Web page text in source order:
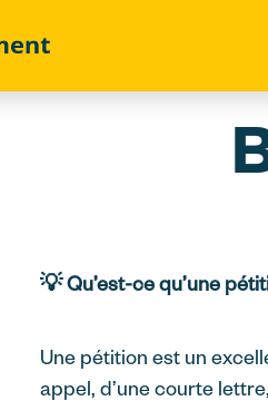
💡 Qu’est-ce qu’une
Une pétition est un
appel, d’une courte